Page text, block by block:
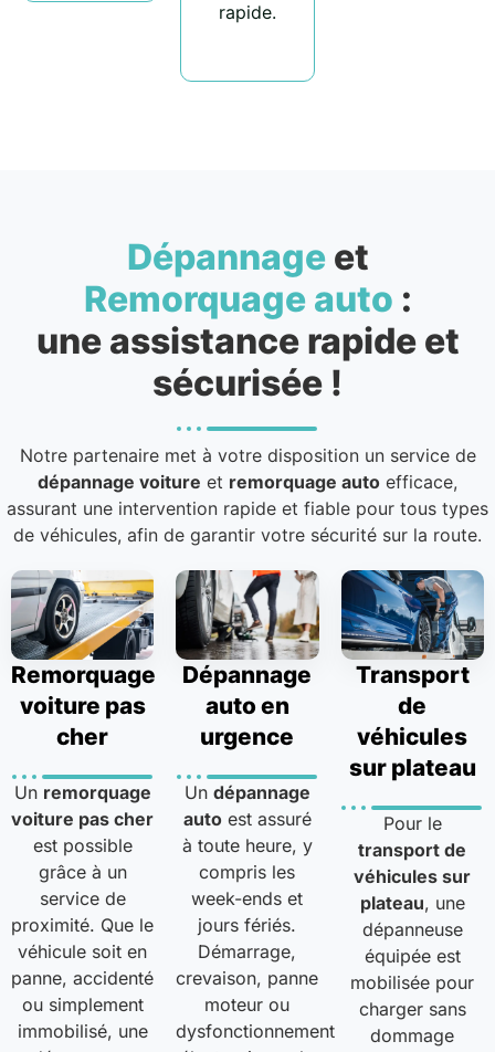
rapide.
Dépannageet
Remorquage auto :
une assistance rapide et
sécurisée !
Notre partenaire met à votre disposition un service de
dépannage voiture et remorquage auto efficace,
assurant une intervention rapide et fiable pour tous types
de véhicules, afin de garantir votre sécurité sur la route.
Remorquage
voiture pas
cher
Un remorquage
voiture pas cher
est possible
grâce à un
service de
proximité. Que le
véhicule soit en
panne, accidenté
ou simplement
immobilisé, une
Dépannage
auto en
urgence
Un dépannage
autoest assuré
à toute heure, y
compris les
week-ends et
jours fériés.
Démarrage,
crevaison, panne
moteur ou
dysfonctionnement
Transport
de
véhicules
sur plateau
Pour le
transport de
véhicules sur
plateau, une
dépanneuse
équipée est
mobilisée pour
charger sans
dommage